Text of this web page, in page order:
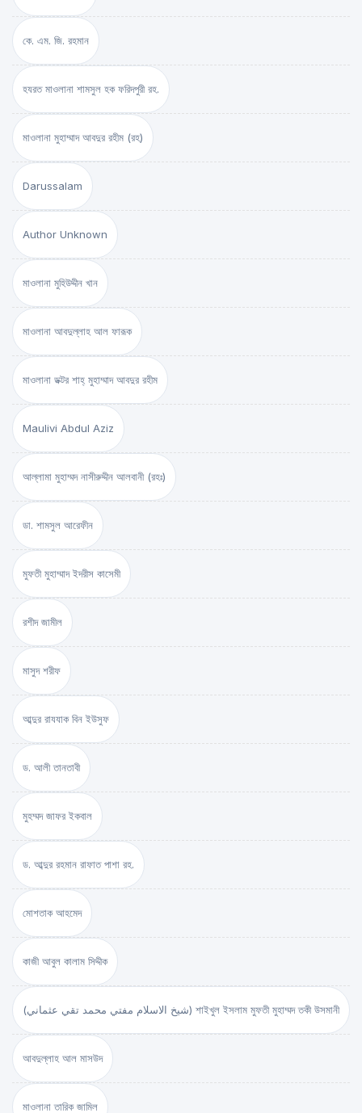
কে. এম. জি. রহমান
হযরত মাওলানা শামসুল হক ফরিদপুরী রহ.
মাওলানা মুহাম্মাদ আবদুর রহীম (রহ)
Darussalam
Author Unknown
মাওলানা মুহিউদ্দীন খান
মাওলানা আবদুল্লাহ আল ফারূক
মাওলানা ডক্টর শাহ্‌ মুহাম্মাদ আবদুর রহীম
Maulivi Abdul Aziz
আল্লামা মুহাম্মদ নাসীরুদ্দীন আলবানী (রহঃ)
ডা. শামসুল আরেফীন
মুফতী মুহাম্মাদ ইদরীস কাসেমী
রশীদ জামীল
মাসুদ শরীফ
আব্দুর রাযযাক বিন ইউসুফ
ড. আলী তানতাবী
মুহম্মদ জাফর ইকবাল
ড. আব্দুর রহমান রাফাত পাশা রহ.
মোশতাক আহমেদ
কাজী আবুল কালাম সিদ্দীক
(شيخ الاسلام مفتي محمد تقي عثماني) শাইখুল ইসলাম মুফতী মুহাম্মদ তকী উসমানী
আবদুল্লাহ আল মাসউদ
মাওলানা তারিক জামিল